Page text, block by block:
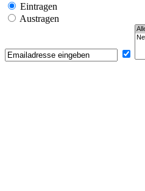
Eintragen
Austragen